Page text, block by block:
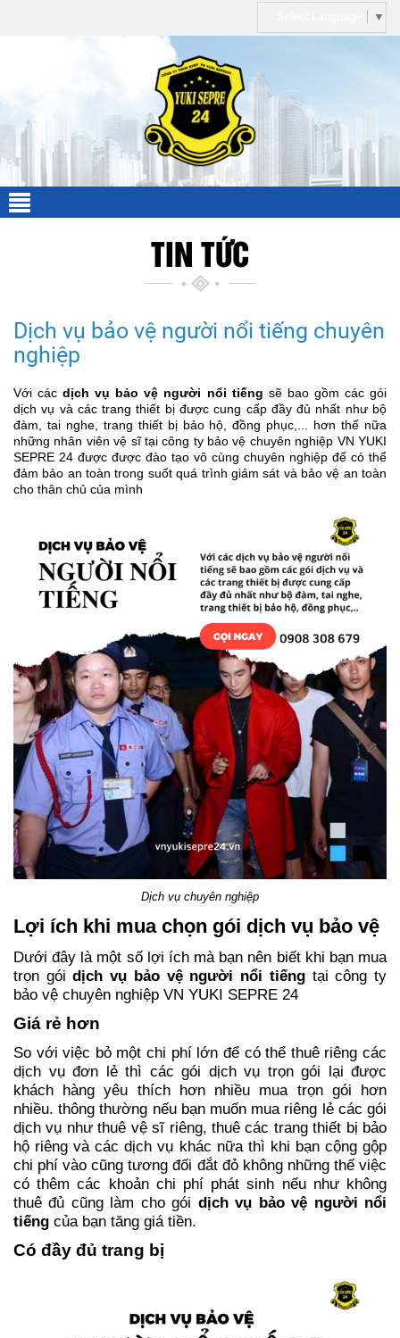
▼
TIN TỨC
Dịch vụ bảo vệ người nổi tiếng chuyên
nghiệp
Với cácdịch vụ bảo vệ người nổi tiếng sẽ bao gồm các gói
dịch vụ và các trang thiết bị được cung cấp đầy đủ nhất như bộ
đàm, tai nghe, trang thiết bị bảo hộ, đồng phục,... hơn thế nữa
những nhân viên vệ sĩ tại công ty bảo vệ chuyên nghiệp VN YUKI
SEPRE 24 được được đào tạo vô cùng chuyên nghiệp để có thể
đảm bảo an toàn trong suốt quá trình giám sát và bảo vệ an toàn
cho thân chủ của mình
Dịch vụ chuyên nghiệp
Lợi ích khi mua chọn gói dịch vụ bảo vệ
Dưới đây là một số lợi ích mà bạn nên biết khi bạn mua
trọn gói dịch vụ bảo vệ người nổi tiếngtại công ty
bảo vệ chuyên nghiệp VN YUKI SEPRE 24
Giá rẻ hơn
So với việc bỏ một chi phí lớn để có thể thuê riêng các
dịch vụ đơn lẻ thì các gói dịch vụ trọn gói lại được
khách hàng yêu thích hơn nhiều mua trọn gói hơn
nhiều. thông thường nếu bạn muốn mua riêng lẻ các gói
dịch vụ như thuê vệ sĩ riêng, thuê các trang thiết bị bảo
hộ riêng và các dịch vụ khác nữa thì khi bạn cộng gộp
chi phí vào cũng tương đối đắt đỏ không những thế việc
có thêm các khoản chi phí phát sinh nếu như không
thuê đủ cũng làm cho gói dịch vụ bảo vệ người nổi
tiếng của bạn tăng giá tiền.
Có đầy đủ trang bị